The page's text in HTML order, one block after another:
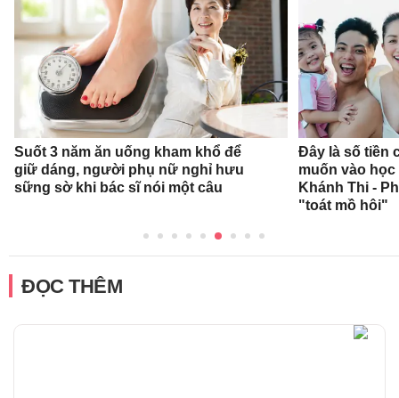
Suốt 3 năm ăn uống kham khổ để
giữ dáng, người phụ nữ nghỉ hưu
sững sờ khi bác sĩ nói một câu
Đây là số tiền
muốn vào
Khánh Thi -
"toát mồ hôi"
ĐỌC THÊM